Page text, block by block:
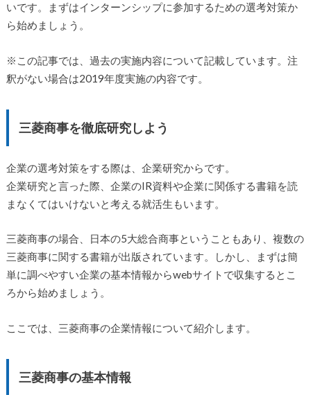
いです。まずはインターンシップに参加するための選考対策か
ら始めましょう。
※この記事では、過去の実施内容について記載しています。注
釈がない場合は2019年度実施の内容です。
三菱商事を徹底研究しよう
企業の選考対策をする際は、企業研究からです。
企業研究と言った際、企業のIR資料や企業に関係する書籍を読
まなくてはいけないと考える就活生もいます。
三菱商事の場合、日本の5大総合商事ということもあり、複数の
三菱商事に関する書籍が出版されています。しかし、まずは簡
単に調べやすい企業の基本情報からwebサイトで収集するとこ
ろから始めましょう。
ここでは、三菱商事の企業情報について紹介します。
三菱商事の基本情報